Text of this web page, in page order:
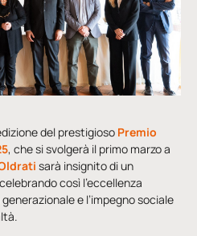
del prestigioso Premio
, che si svolgerà il primo marzo a
sarà insignito di un
così l’eccellenza
e l’impegno sociale